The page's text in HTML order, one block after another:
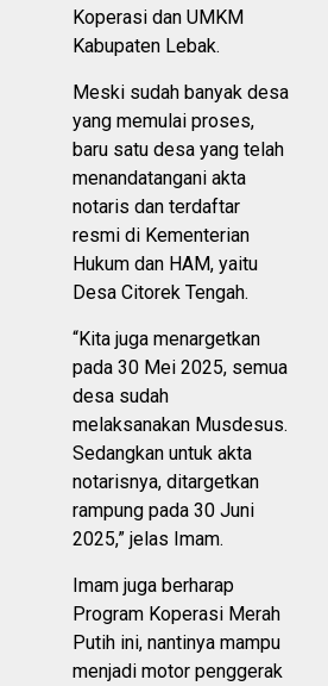
Koperasi dan UMKM
Kabupaten Lebak.
Meski sudah banyak desa
yang memulai proses,
baru satu desa yang telah
menandatangani akta
notaris dan terdaftar
resmi di Kementerian
Hukum dan HAM, yaitu
Desa Citorek Tengah.
“Kita juga menargetkan
pada 30 Mei 2025, semua
desa sudah
melaksanakan Musdesus.
Sedangkan untuk akta
notarisnya, ditargetkan
rampung pada 30 Juni
2025,” jelas Imam.
Imam juga berharap
Program Koperasi Merah
Putih ini, nantinya mampu
menjadi motor penggerak